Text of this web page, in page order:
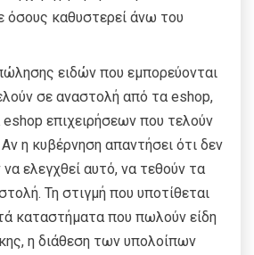
όσους καθυστερεί άνω του
ειδών που εμπορεύονται
σε αναστολή από τα eshop,
επιχειρήσεων που τελούν
η κυβέρνηση απαντήσει ότι δεν
να ελεγχθεί αυτό, να τεθούν τα
Τη στιγμή που υποτίθεται
καταστήματα που πωλούν είδη
η διάθεση των υπολοίπων